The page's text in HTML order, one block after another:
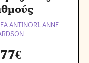
ANTINORI, ANNE
€